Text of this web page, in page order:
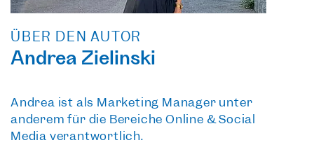
ÜBER DEN AUTOR
Andrea Zielinski
Andrea ist als Marketing Manager unter
anderem für die Bereiche Online & Social
Media verantwortlich.